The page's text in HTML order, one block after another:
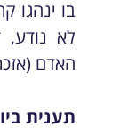
בו ינהגו
לא נודע,
האדם
תענית